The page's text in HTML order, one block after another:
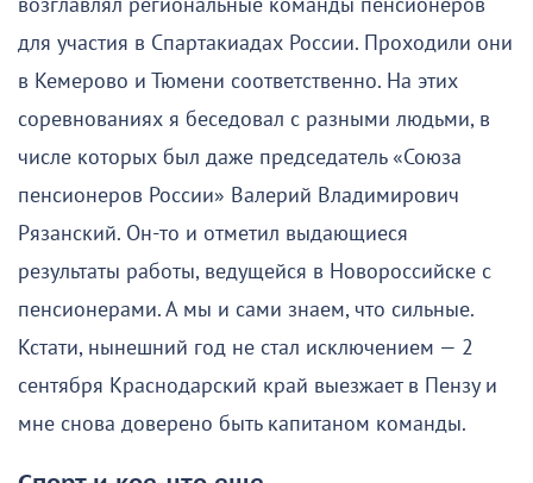
возглавлял региональные команды пенсионеров
для участия в Спартакиадах России. Проходили они
в Кемерово и Тюмени соответственно. На этих
соревнованиях я беседовал с разными людьми, в
числе которых был даже председатель «Союза
пенсионеров России» Валерий Владимирович
Рязанский. Он-то и отметил выдающиеся
результаты работы, ведущейся в Новороссийске с
пенсионерами. А мы и сами знаем, что сильные.
Кстати, нынешний год не стал исключением — 2
сентября Краснодарский край выезжает в Пензу и
мне снова доверено быть капитаном команды.